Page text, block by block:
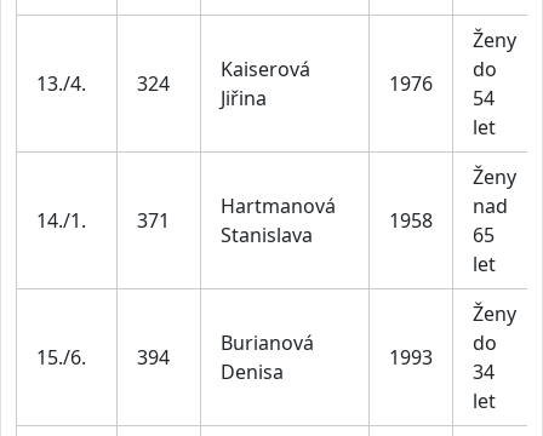
13./4. 324
Kaiserová
Jiřina
1976
Ženy
do
54
let
14./1. 371
Hartmanová
Stanislava
1958
Ženy
nad
65
let
15./6. 394
Burianová
Denisa
1993
Ženy
do
34
let